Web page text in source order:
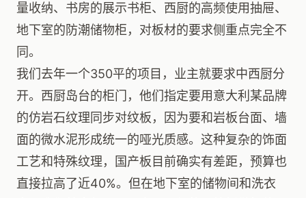
量收纳、书房的展示书柜、西厨的高频使用抽屉、
地下室的防潮储物柜，对板材的要求侧重点完全不
同。
我们去年一个350平的项目，业主就要求中西厨分
开。西厨岛台的柜门，他们指定要用意大利某品牌
的仿岩石纹理同步对纹板，因为要和岩板台面、墙
面的微水泥形成统一的哑光质感。这种复杂的饰面
工艺和特殊纹理，国产板目前确实有差距，预算也
直接拉高了近40%。但在地下室的储物间和洗衣